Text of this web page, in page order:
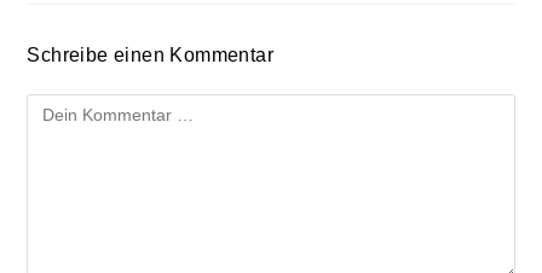
Schreibe einen Kommentar
Kommentar